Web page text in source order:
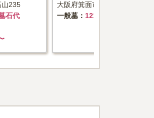
山235
石代
大阪府箕面市半町4丁目728番地
一般墓
121.9万円